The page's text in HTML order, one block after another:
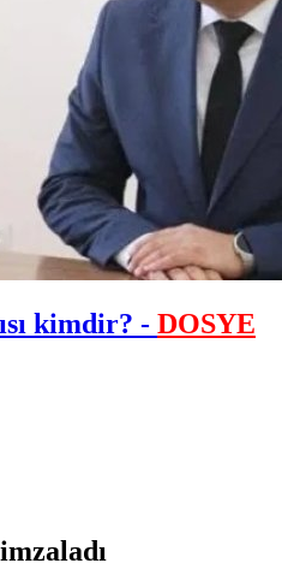
kimdir? - DOSYE